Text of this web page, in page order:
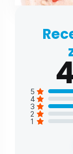
5
4
3
2
1